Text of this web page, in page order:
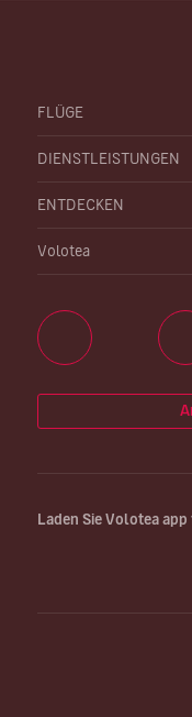
FLÜGE
DIENSTLEISTUNGEN
ENTDECKEN
Volotea
Laden Sie Volotea